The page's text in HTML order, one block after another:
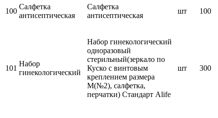
100
Салфетка
антисептическая
Салфетка
антисептическая
шт 100
101
Набор
гинекологический
Набор гинекологический
одноразовый
стерильный(зеркало по
Куско с винтовым
креплением размера
M(№2), салфетка,
перчатки) Стандарт Alife
шт 300